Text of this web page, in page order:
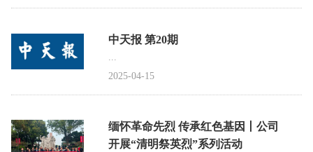
中天报 第20期
...
2025-04-15
缅怀革命先烈 传承红色基因丨公司
开展“清明祭英烈”系列活动